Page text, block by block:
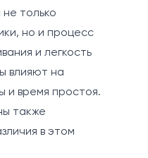
только
но и процесс
и легкость
влияют на
и время простоя.
также
в этом